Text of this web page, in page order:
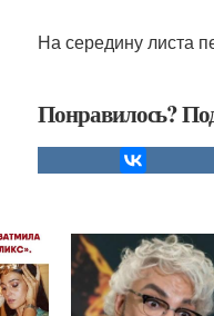
На середину листа
Понравилось?